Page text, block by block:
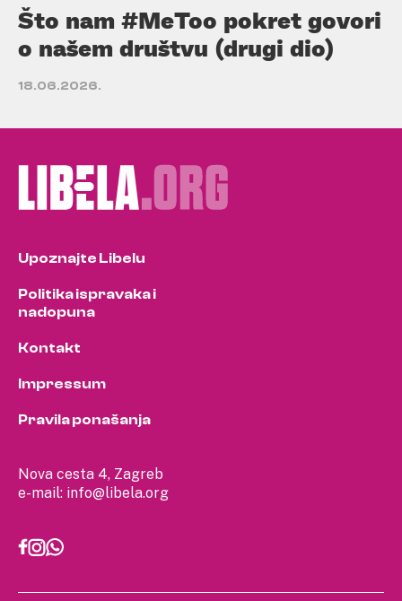
Što nam #MeToo pokret govori
o našem društvu (drugi dio)
18.06.2026.
Nova cesta 4, Zagreb
e-mail: info@libela.org
Upoznajte Libelu
Politika ispravaka i
nadopuna
Kontakt
Impressum
Pravila ponašanja